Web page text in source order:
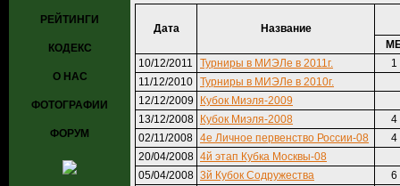
РЕЙТИНГИ
КОДЕКС
О НАС
ФОТОГРАФИИ
ФОРУМ
Дата
Название
10/12/2011
Турниры в МИЭЛе в 2011г.
1
11/12/2010 Турниры в МИЭЛе в 2010г.
12/12/2009
Кубок Миэля-2009
13/12/2008
Кубок Миэля-2008
4
02/11/2008 4е Личное первенство России-08
4
20/04/2008 4й этап Кубка Москвы-08
05/04/2008 3й Кубок Содружества
6